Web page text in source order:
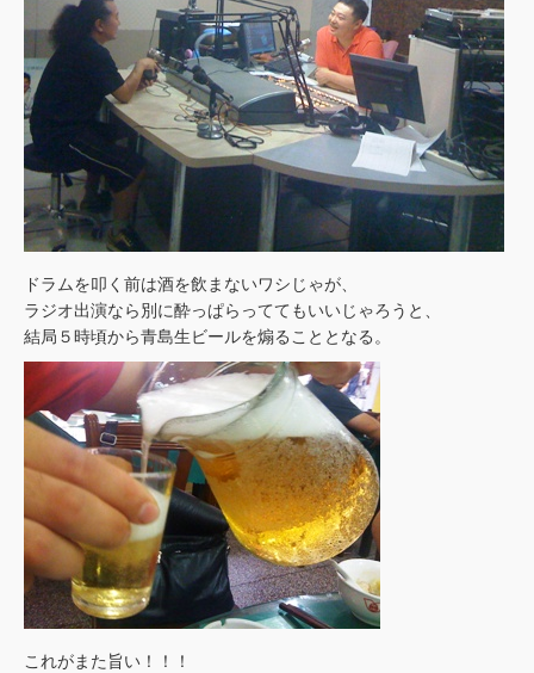
ドラムを叩く前は酒を飲まないワシじゃが、
ラジオ出演なら別に酔っぱらっててもいいじゃろうと、
結局５時頃から青島生ビールを煽ることとなる。
これがまた旨い！！！